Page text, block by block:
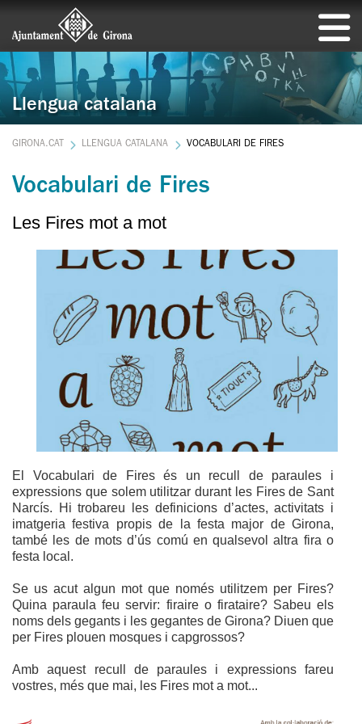
Llengua catalana
GIRONA.CAT LLENGUA CATALANA VOCABULARI DE FIRES
Vocabulari de Fires
Les Fires mot a mot
El Vocabulari de Fires és un recull de paraules i
expressions que solem utilitzar durant les Fires de Sant
Narcís. Hi trobareu les definicions d’actes, activitats i
imatgeria festiva propis de la festa major de Girona,
també les de mots d’ús comú en qualsevol altra fira o
festa local.
Se us acut algun mot que només utilitzem per Fires?
Quina paraula feu servir: firaire o firataire? Sabeu els
noms dels gegants i les gegantes de Girona? Diuen que
per Fires plouen mosques i capgrossos?
Amb aquest recull de paraules i expressions fareu
vostres, més que mai, les Fires mot a mot...